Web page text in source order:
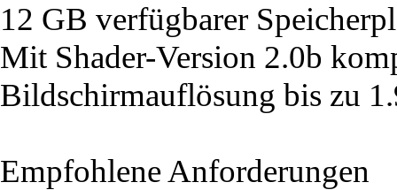
12 GB verfügbarer
Mit Shader-Version 2.0b
Bildschirmauflösung bis zu
Empfohlene Anforderungen